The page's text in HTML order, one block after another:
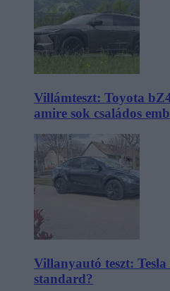
Villámteszt: Toyota
amire sok családos
Villanyautó teszt:
standard?